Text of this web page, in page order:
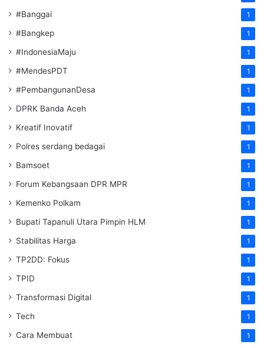
#Banggai 1
#Bangkep 1
#IndonesiaMaju 1
#MendesPDT 1
#PembangunanDesa 1
DPRK Banda Aceh 1
Kreatif Inovatif 1
Polres serdang bedagai 1
Bamsoet 1
Forum Kebangsaan DPR MPR 1
Kemenko Polkam 1
‎Bupati Tapanuli Utara Pimpin HLM 1
Stabilitas Harga 1
TP2DD: Fokus 1
TPID 1
Transformasi Digital 1
Tech 1
Cara Membuat 1